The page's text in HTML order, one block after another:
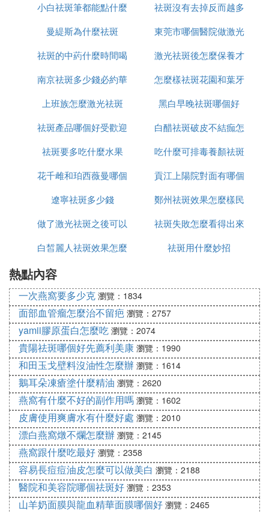
用桃花25克，冬瓜仁25克，蜜糖少許。將桃花和冬瓜
仁焙乾磨成粉末，和蜜糖每晚塗於臉上，30分鍾洗
去。連續進行一周，可消除雀斑。
治雀斑常用的偏方驗方
雀斑因形似麻雀卵上的斑點而得名。其好發於顏面，
黑色斑點，不高出皮膚表面。 中醫認為，本病的發
生是火郁於細小脈絡的血分中，復受風邪侵襲，風火
之邪相而引起，亦可因稟賦不足，腎水不能榮華於
面，浮火結滯而形成。而西醫則認為，雀斑與遺傳有
關。常呈家族性；另一方面則可能與日光有關，因本
病的特點是冬輕夏重，這與紫外線的強弱有關，臨床
上常用的治療雀斑的偏方、驗方主要如下。
水牛角60克，升麻、羌活、防風各30克，白附子、白
芷各15克，生地30克，川芎、紅花、黃芩各15克，
生甘草6克。 將各葯研成細末，蒸熟，作成小丸，每
晚服10克，溫開水送服。 本方祛風清熱，涼血散
血，對治療雀斑有效。
黃瓜粥：
取大米100克，鮮嫩黃瓜300克，精鹽2克，生薑10
克。將黃瓜洗凈，去皮去心切成薄片。大米淘洗干
凈，生薑洗凈拍碎。鍋內加水約1000毫升，置火上，
下大米、生薑，武火燒開後，改用文火慢慢煮至米爛
時下入黃瓜片，再煮至湯稠，入精鹽調味即可。一日
二次溫服，可以潤澤皮膚、祛斑、減肥。現代科學研
究證明，黃瓜含有豐富的鉀鹽和一定數量的胡蘿卜
素、維生素C、維生素B1、維生素B2、糖類、蛋白質
以及芥、磷、鐵等營養成分。經常食用黃瓜粥，能消
是多少
小白祛斑筆都能點什麼
祛斑沒有去掉反而越多
怎麼辦
曼緹斯為什麼祛斑
東莞市哪個醫院做激光
祛斑好
祛斑的中葯什麼時間喝
最好
激光祛斑後怎麼保養才
恢復的好
南京祛斑多少錢必約華
美n高效
怎麼樣祛斑花園和葉牙
上班族怎麼激光祛斑
黑白早晚祛斑哪個好
祛斑產品哪個好受歡迎
美姿爾
白醋祛斑破皮不結痂怎
麼辦
祛斑要多吃什麼水果
吃什麼可排毒養顏祛斑
花千雌和珀西薇曼哪個
祛斑好用
貢江上陽院對面有哪個
店可以祛斑
遼寧祛斑多少錢
鄭州祛斑效果怎麼樣民
眾聽過美萊
做了激光祛斑之後可以
吃什麼
祛斑失敗怎麼看得出來
白皙麗人祛斑效果怎麼
祛斑用什麼妙招
熱點內容
一次燕窩要多少克 瀏覽：1834
面部血管瘤怎麼治不留疤 瀏覽：2757
yamii膠原蛋白怎麼吃 瀏覽：2074
貴陽祛斑哪個好先薦利美康 瀏覽：1990
和田玉戈壁料沒油性怎麼辦 瀏覽：1614
鵝耳朵凍瘡塗什麼精油 瀏覽：2620
燕窩有什麼不好的副作用嗎 瀏覽：1602
皮膚使用爽膚水有什麼好處 瀏覽：2010
漂白燕窩燉不爛怎麼辦 瀏覽：2145
燕窩跟什麼吃最好 瀏覽：2358
容易長痘痘油皮怎麼可以做美白 瀏覽：2188
醫院和美容院哪個祛斑好 瀏覽：2353
山羊奶面膜與龍血精華面膜哪個好 瀏覽：2465